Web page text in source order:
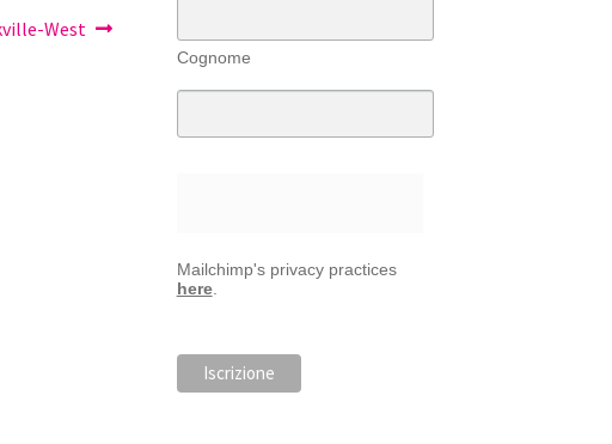
West
Cognome
Mailchimp's privacy practices
here.